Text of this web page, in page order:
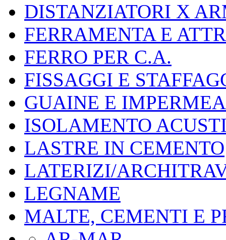
DISTANZIATORI X
FERRAMENTA E
FERRO PER C.A.
FISSAGGI E
GUAINE E
ISOLAMENTO
LASTRE IN CEMENTO
LATERIZI/
LEGNAME
MALTE, CEMENTI E